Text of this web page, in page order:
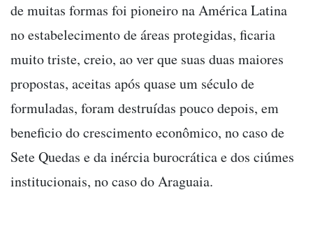
de muitas formas foi pioneiro na América Latina
no estabelecimento de áreas protegidas, ficaria
muito triste, creio, ao ver que suas duas maiores
propostas, aceitas após quase um século de
formuladas, foram destruídas pouco depois, em
beneficio do crescimento econômico, no caso de
Sete Quedas e da inércia burocrática e dos ciúmes
institucionais, no caso do Araguaia.